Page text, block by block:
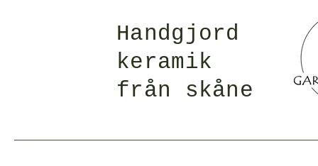
Handgjord
keramik
från skåne